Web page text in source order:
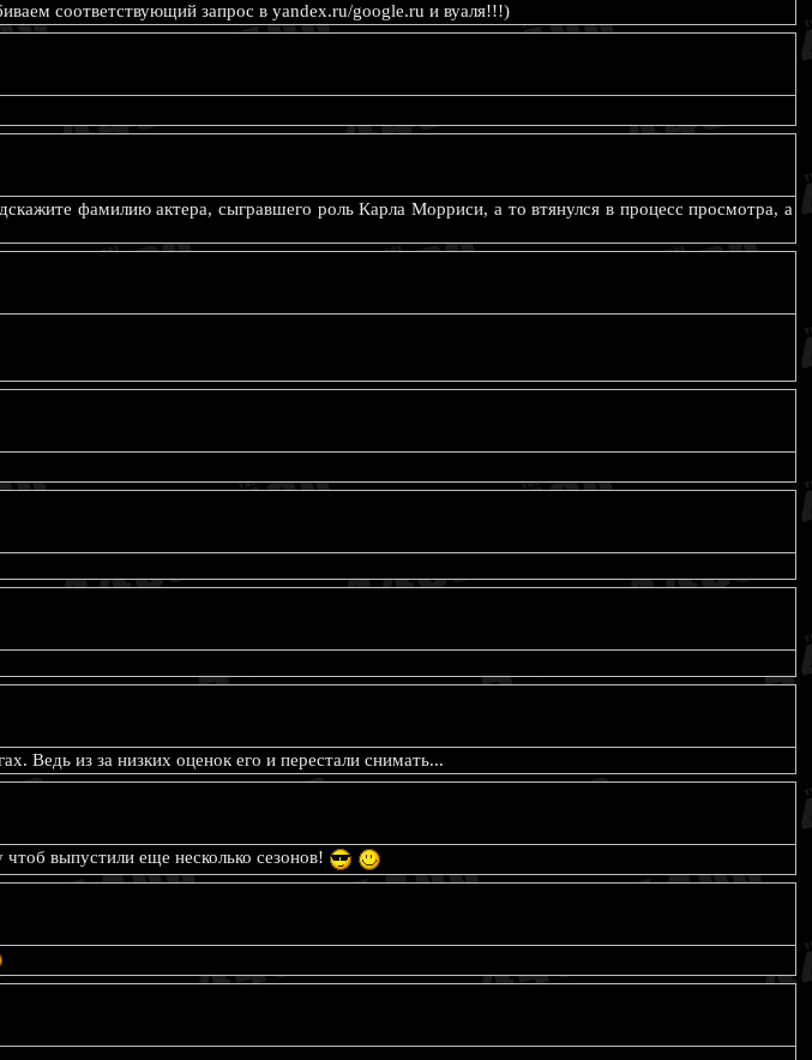
соответствующий запрос в yandex.ru/google.ru и вуаля!!!)
фамилию актера, сыгравшего роль Карла Морриси, а то втянулся в процесс просмотра, а
Ведь из за низких оценок его и перестали снимать...
выпустили еще несколько сезонов!